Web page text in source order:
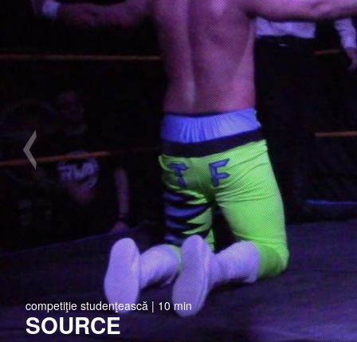
competiţie studenţească | 10 min
SOURCE